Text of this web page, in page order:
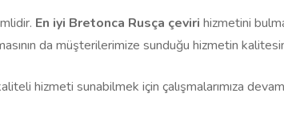
En iyi Bretonca Rusça çeviri hizmetini
da müşterilerimize sunduğu hizmetin
hizmeti sunabilmek için çalışmalarımıza